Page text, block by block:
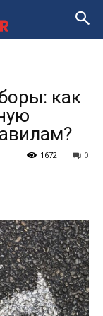
как
0
1672